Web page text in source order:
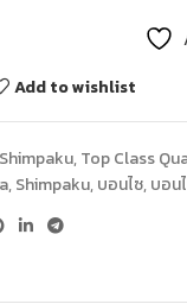
Add to wishlist
Shimpaku,Top Class
,Shimpaku,บอนไซ,บอน